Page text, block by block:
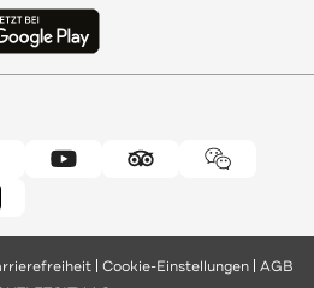
Cookie-Einstellungen AGB